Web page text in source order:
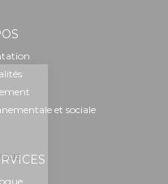
et sociale